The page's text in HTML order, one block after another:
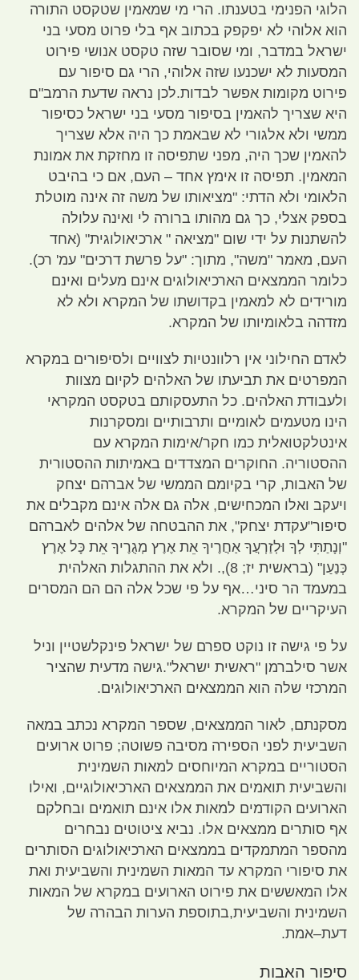
הלוגי הפנימי בטענתו. הרי מי שמאמין שטקסט התורה
הוא אלוהי לא יפקפק בכתוב אף בלי פרוט מסעי בני
ישראל במדבר, ומי שסובר שזה טקסט אנושי פירוט
המסעות לא ישכנעו שזה אלוהי, הרי גם סיפור עם
פירוט מקומות אפשר לבדות.לכן נראה שדעת הרמב"ם
היא שצריך להאמין בסיפור מסעי בני ישראל כסיפור
ממשי ולא אלגורי לא שבאמת כך היה אלא שצריך
להאמין שכך היה, מפני שתפיסה זו מחזקת את אמונת
המאמין. תפיסה זו אימץ אחד – העם, אם כי בהיבט
הלאומי ולא הדתי: "מציאותו של משה זה אינה מוטלת
בספק אצלי, כך גם מהותו ברורה לי ואינה עלולה
להשתנות על ידי שום "מציאה " ארכיאולוגית" (אחד
העם, מאמר "משה", מתוך: "על פרשת דרכים" עמ' רכ).
כלומר הממצאים הארכיאולוגים אינם מעלים ואינם
מורידים לא למאמין בקדושתו של המקרא ולא לא
מזדהה בלאומיותו של המקרא.
לאדם החילוני אין רלוונטיות לצוויים ולסיפורים במקרא
המפרטים את תביעתו של האלהים לקיום מצוות
ולעבודת האלהים. כל התעסקותם בטקסט המקראי
הינו מטעמים לאומיים ותרבותיים ומסקרנות
אינטלקטואלית כמו חקר/אימות המקרא עם
ההסטוריה. החוקרים המצדדים באמיתות ההסטורית
של האבות, קרי בקיומם הממשי של אברהם יצחק
ויעקב ואלו המכחישים, אלה גם אלה אינם מקבלים את
סיפור"עקדת יצחק", את ההבטחה של אלהים לאברהם
"וְנָתַתִּי לְךָ וּלְזַרְעֲךָ אַחֲרֶיךָ אֵת אֶרֶץ מְגֻרֶיךָ אֵת כָּל אֶרֶץ
כְּנַעַן" (בראשית יז; 8),.
ולא את ההתגלות האלהית
במעמד הר סיני…אף על פי שכל אלה הם הם המסרים
העיקריים של המקרא.
על פי גישה זו נוקט ספרם של ישראל פינקלשטיין וניל
אשר סילברמן "ראשית ישראל".גישה מדעית שהציר
המרכזי שלה הוא הממצאים הארכיאולוגים.
מסקנתם, לאור הממצאים, שספר המקרא נכתב במאה
השביעית לפני הספירה מסיבה פשוטה; פרוט ארועים
הסטוריים במקרא המיוחסים למאות השמינית
והשביעית תואמים את הממצאים הארכיאולוגיים, ואילו
הארועים הקודמים למאות אלו אינם תואמים ובחלקם
אף סותרים ממצאים אלו. נביא ציטוטים נבחרים
מהספר המתמקדים בממצאים הארכיאולוגים הסותרים
את סיפורי המקרא עד המאות השמינית והשביעית ואת
אלו המאששים את פירוט הארועים במקרא של המאות
השמינית והשביעית,בתוספת הערות הבהרה של
דעת–אמת.
סיפור האבות